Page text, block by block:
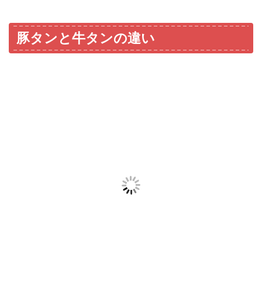
豚タンと牛タンの違い